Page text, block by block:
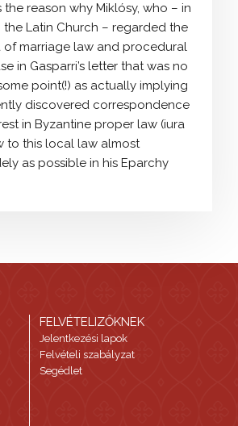
reason why Miklósy, who – in
Latin Church – regarded the
marriage law and procedural
in Gasparri’s letter that was no
point(!) as actually implying
discovered correspondence
in Byzantine proper law (iura
to this local law almost
as possible in his Eparchy
FELVÉTELIZŐKNEK
Jelentkezési lapok
Felvételi szabályzat
Segédlet